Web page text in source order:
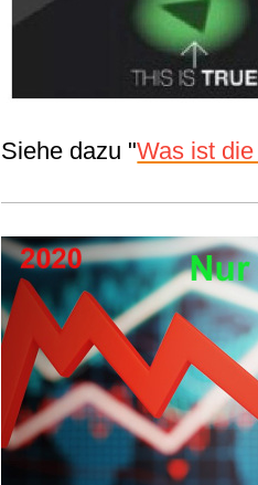
Siehe dazu "Was ist